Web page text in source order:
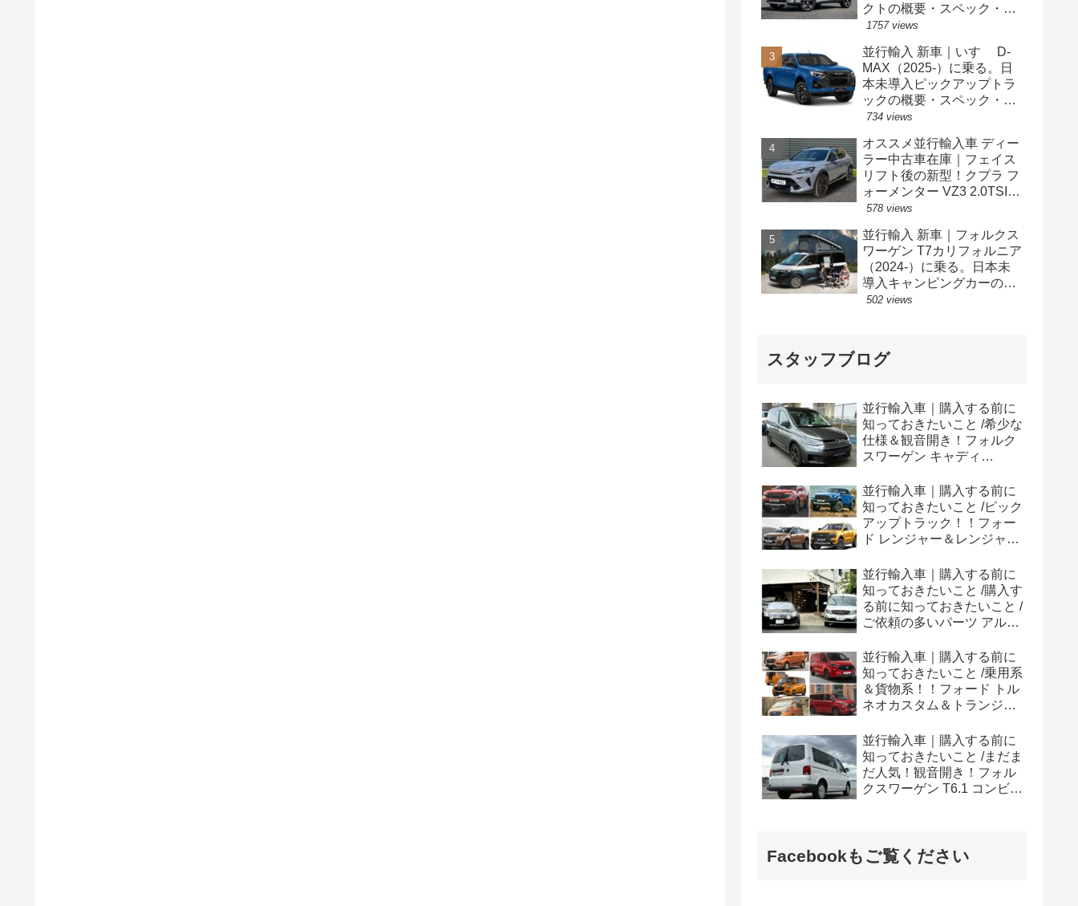
クトの概要・スペック・価
格の情報。
1757 views
並行輸入 新車｜いすゞ D-
MAX（2025-）に乗る。日
本未導入ピックアップトラ
ックの概要・スペック・価
格の情報。
734 views
オススメ並行輸入車 ディー
ラー中古車在庫｜フェイス
リフト後の新型！クプラ フ
ォーメンター VZ3 2.0TSI
333PS 4Drive 7DSG 右ハン
578 views
並行輸入 新車｜フォルクス
ワーゲン T7カリフォルニア
（2024-）に乗る。日本未
導入キャンピングカーの概
要・スペック・価格の情
502 views
スタッフブログ
並行輸入車｜購入する前に
知っておきたいこと /希少な
仕様＆観音開き！フォルク
スワーゲン キャディ
並行輸入車｜購入する前に
知っておきたいこと /ピック
アップトラック！！フォー
ド レンジャー＆レンジャー
め！
並行輸入車｜購入する前に
知っておきたいこと /購入す
る前に知っておきたいこと /
ご依頼の多いパーツ アルピ
やカスタム・チューニング
パーツも何とかなる！②
並行輸入車｜購入する前に
知っておきたいこと /乗用系
＆貨物系！！フォード トル
ネオカスタム＆トランジッ
め！
並行輸入車｜購入する前に
知っておきたいこと /まだま
だ人気！観音開き！フォル
クスワーゲン T6.1 コンビ横
Facebookもご覧ください